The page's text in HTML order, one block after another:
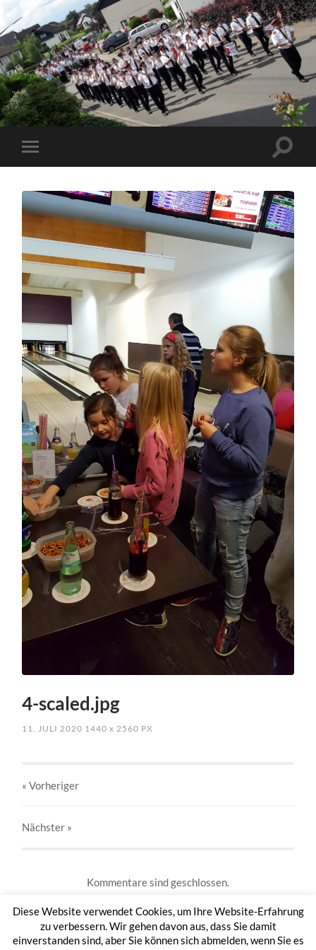
4-scaled.jpg
11. JULI 2020 1440x 2560 PX
« Vorheriger
Nächster »
Kommentare sind geschlossen.
Diese Website verwendet Cookies, um Ihre Website-Erfahrung
zu verbessern. Wir gehen davon aus, dass Sie damit
einverstanden sind, aber Sie können sich abmelden, wenn Sie es